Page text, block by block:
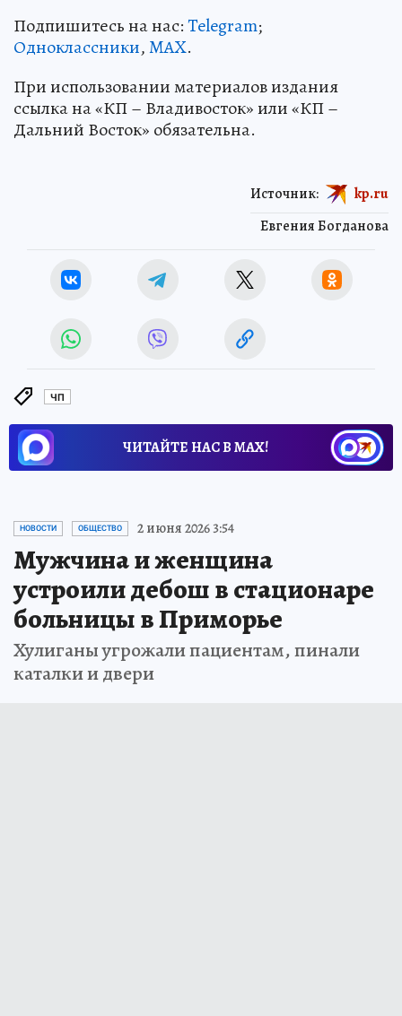
Подпишитесь на нас:Telegram;
Одноклассники,MAX.
При использовании материалов издания
ссылка на «КП – Владивосток» или «КП –
Дальний Восток» обязательна.
Евгения Богданова
Источник: kp.ru
ЧП
ЧИТАЙТЕ НАС В МАХ!
НОВОСТИ ОБЩЕСТВО 2 июня 2026 3:54
Мужчина и женщина
устроили дебош в стационаре
больницы в Приморье
Хулиганы угрожали пациентам, пинали
каталки и двери